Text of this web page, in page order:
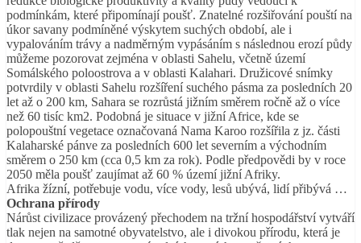
podmínkám, které připomínají poušť. Znatelné rozšiřování pouští na
úkor savany podmíněné výskytem suchých období, ale i
vypalováním trávy a nadměrným vypásáním s následnou erozí půdy
můžeme pozorovat zejména v oblasti Sahelu, včetně území
Somálského poloostrova a v oblasti Kalahari. Družicové snímky
potvrdily v oblasti Sahelu rozšíření suchého pásma za posledních 20
let až o 200 km, Sahara se rozrůstá jižním směrem ročně až o více
než 60 tisíc km2. Podobná je situace v jižní Africe, kde se
polopouštní vegetace označovaná Nama Karoo rozšířila z jz. části
Kalaharské pánve za posledních 600 let severním a východním
směrem o 250 km (cca 0,5 km za rok). Podle předpovědi by v roce
2050 měla poušť zaujímat až 60 % území jižní Afriky.
Afrika žízní, potřebuje vodu, více vody, lesů ubývá, lidí přibývá …
Ochrana přírody
Nárůst civilizace provázený přechodem na tržní hospodářství vytváří
tlak nejen na samotné obyvatelstvo, ale i divokou přírodu, která je